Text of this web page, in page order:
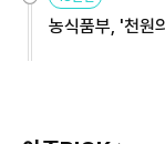
농식품부, '천원